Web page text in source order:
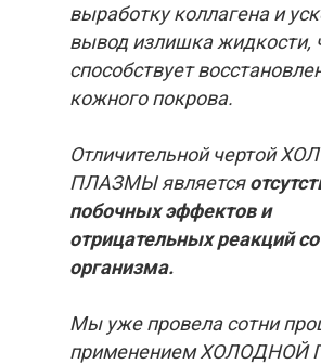
выработку коллагена и
вывод излишка жидкости,
способствует
кожного покрова.
Отличительной чертой
ПЛАЗМЫ является
побочных эффектов и
отрицательных реакций
организма.
Мы уже провела сотни
применением